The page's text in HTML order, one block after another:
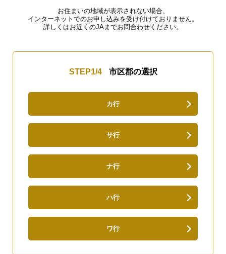
お住まいの地域が表示されない場合、
インターネットでのお申し込みを受け付けておりません。
詳しくはお近くのJAまでお問合わせください。
STEP1/4 市区郡の選択
カ行
サ行
ナ行
ハ行
ワ行